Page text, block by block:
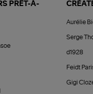
PRÊT-À-
Aurélie
Serge
d1928
Feidt
Gigi